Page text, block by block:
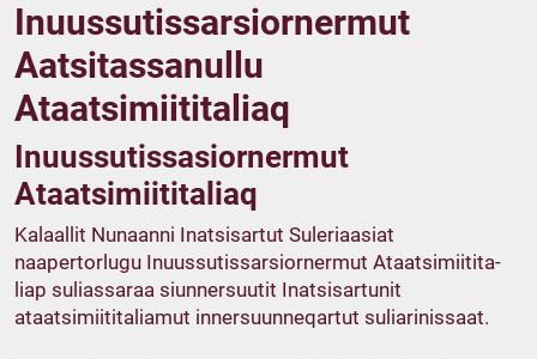
Inuussutissarsiornermut
Aatsitassanullu
Ataatsimiititaliaq
Inuussutissasiornermut
Ataatsimiititaliaq
Kalaallit Nunaanni Inatsisartut Suleriaasiat
naapertorlugu Inuussutissarsiornermut Ataatsimiitita­
liap suliassaraa siunnersuutit Inatsisartunit
ataatsimiititaliamut innersuunneqartut suliarinissaat.